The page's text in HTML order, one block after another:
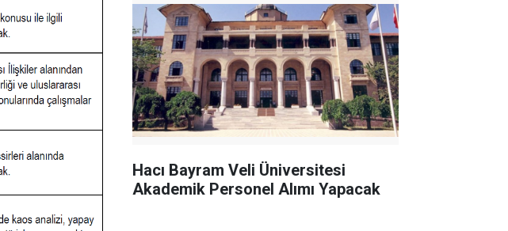
Hacı Bayram Veli Üniversitesi
Akademik Personel Alımı Yapacak